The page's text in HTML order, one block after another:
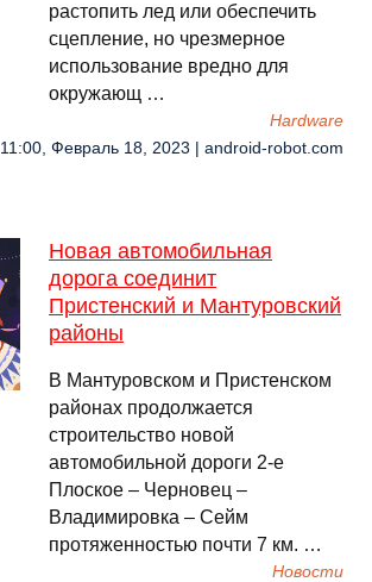
растопить лед или обеспечить
сцепление, но чрезмерное
использование вредно для
окружающ …
Hardware
11:00, Февраль 18, 2023 | android-robot.com
Новая автомобильная
дорога соединит
Пристенский и Мантуровский
районы
В Мантуровском и Пристенском
районах продолжается
строительство новой
автомобильной дороги 2-е
Плоское – Черновец –
Владимировка – Сейм
протяженностью почти 7 км. …
Новости